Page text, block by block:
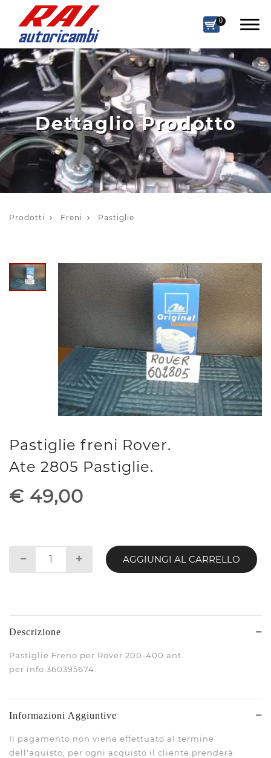
0
Dettaglio Prodotto
Prodotti Freni Pastiglie
Pastiglie freni Rover.
Ate 2805 Pastiglie.
€ 49,00
AGGIUNGI AL CARRELLO
Descrizione
Pastiglie Freno per Rover 200-400 ant.
per info 360395674.
Informazioni Aggiuntive
Il pagamento non viene effettuato al termine
dell'aquisto, per ogni acquisto il cliente prenderà